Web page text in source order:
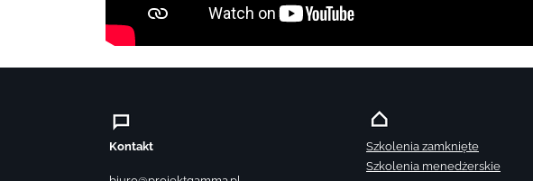
Kontakt
Szkolenia zamknięte
Szkolenia menedżerskie